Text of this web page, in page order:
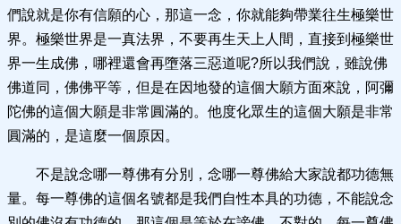
們說就是你有信願的心，那這一念，你就能夠帶業往生極樂世
界。極樂世界是一真法界，不要再生天上人間，直接到極樂世
界一生成佛，哪裡還會再墮落三惡道呢?所以我們說，雖說佛
佛道同，佛佛平等，但是在因地發的這個大願方面來說，阿彌
陀佛的這個大願是非常圓滿的。他度化眾生的這個大願是非常
圓滿的，是這麼一個原因。
不是說念哪一尊佛有分別，念哪一尊佛給大家說都功德無
量。每一尊佛的這個名號都是我們自性本具的功德，不能說念